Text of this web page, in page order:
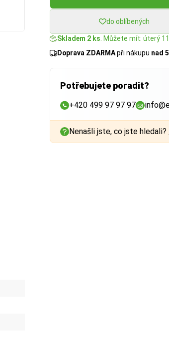
do oblíbených
Skladem 2 ks . Můžete mít: úterý
Doprava ZDARMApři nákupu nad
Potřebujete poradit?
+420 499 97 97 97
Nenašli jste, co jste hledali?